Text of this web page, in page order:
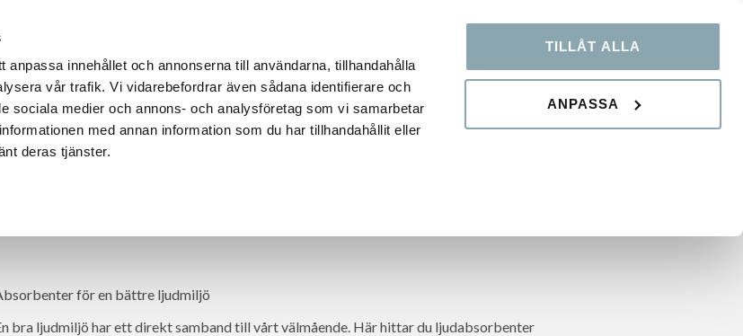
anpassa innehållet och annonserna till användarna, tillhandahålla
vår trafik. Vi vidarebefordrar även sådana identifierare och
sociala medier och annons- och analysföretag som vi samarbetar
med annan information som du har tillhandahållit eller
deras tjänster.
TILLÅT ALLA
ANPASSA
HÅLLBARHET OCH MILJÖ REFERENSER OM LOOP KUNSKAPSBANK
för en bättre ljudmiljö
bra ljudmiljö har ett direkt samband till vårt välmående. Här hittar du ljudabsorbenter